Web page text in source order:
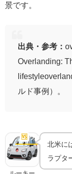
景です。
出典・参考：
Overlanding:
ルド事例）。
🆚 ライバルとの違
北米に
ラプタ